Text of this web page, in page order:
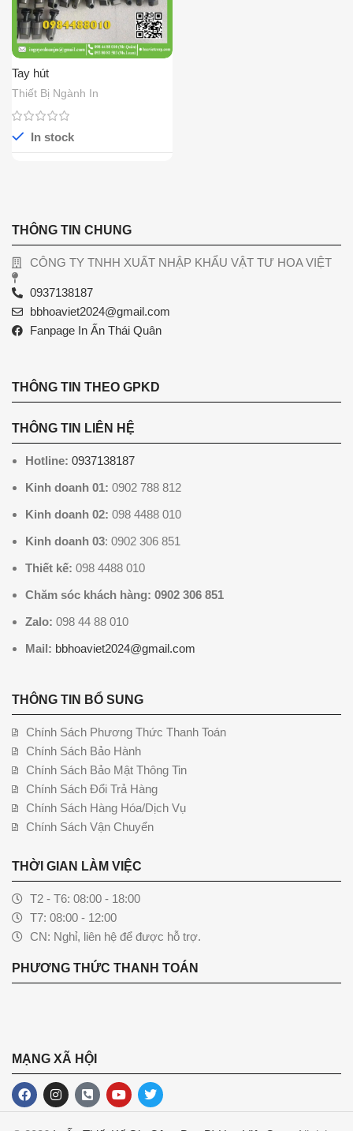
Tay hút
Thiết Bị Ngành In
In stock
THÔNG TIN CHUNG
CÔNG TY TNHH XUẤT NHẬP KHẨU VẬT TƯ HOA VIỆT
0937138187
bbhoaviet2024@gmail.com
Fanpage In Ấn Thái Quân
THÔNG TIN THEO GPKD
THÔNG TIN LIÊN HỆ
Hotline: 0937138187
Kinh doanh 01: 0902 788 812
Kinh doanh 02: 098 4488 010
Kinh doanh 03: 0902 306 851
Thiết kế: 098 4488 010
Chăm sóc khách hàng: 0902 306 851
Zalo: 098 44 88 010
Mail: bbhoaviet2024@gmail.com
THÔNG TIN BỔ SUNG
Chính Sách Phương Thức Thanh Toán
Chính Sách Bảo Hành
Chính Sách Bảo Mật Thông Tin
Chính Sách Đổi Trả Hàng
Chính Sách Hàng Hóa/Dịch Vụ
Chính Sách Vận Chuyển
THỜI GIAN LÀM VIỆC
T2 - T6: 08:00 - 18:00
T7: 08:00 - 12:00
CN: Nghỉ, liên hệ để được hỗ trợ.
PHƯƠNG THỨC THANH TOÁN
MẠNG XÃ HỘI